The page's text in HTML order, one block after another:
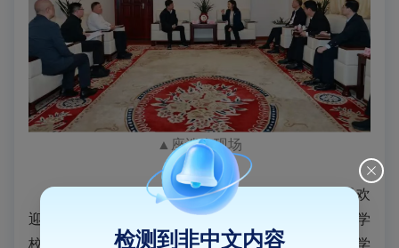
▲座谈会现场
吴明红代表福州大学对吴永忠一行的到访表示欢
迎，
侯县委、县政府及福州高新区长期以来给予学
校建设发展的关心和支持表示感谢。她指出，福州大学
检测到非中文内容